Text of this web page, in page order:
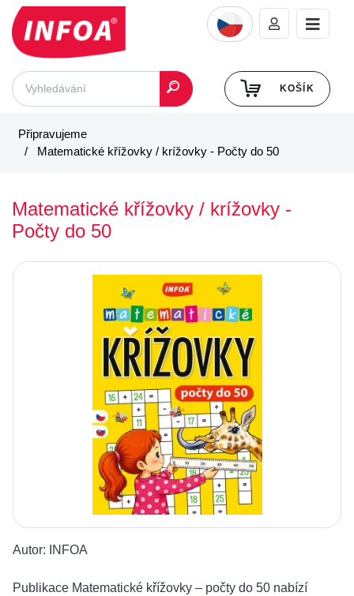
KOŠÍK
Připravujeme
Matematické křížovky / krížovky - Počty do 50
Matematické křížovky / krížovky -
Počty do 50
Autor: INFOA
Publikace Matematické křížovky – počty do 50 nabízí